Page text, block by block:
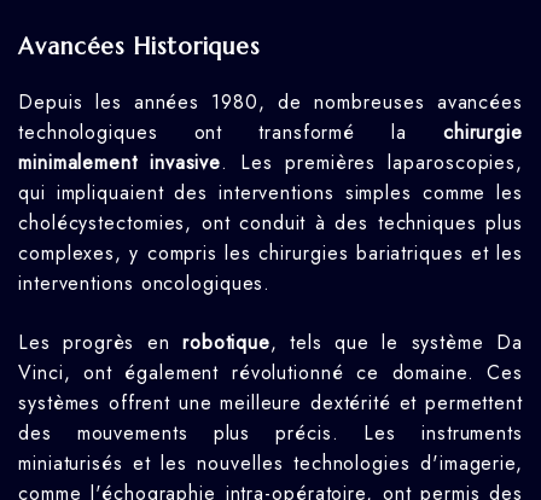
Avancées Historiques
Depuis les années 1980, de nombreuses avancées
technologiques ont transformé la chirurgie
minimalement invasive. Les premières laparoscopies,
qui impliquaient des interventions simples comme les
cholécystectomies, ont conduit à des techniques plus
complexes, y compris les chirurgies bariatriques et les
interventions oncologiques.
Les progrès en robotique, tels que le système Da
Vinci, ont également révolutionné ce domaine. Ces
systèmes offrent une meilleure dextérité et permettent
des mouvements plus précis. Les instruments
miniaturisés et les nouvelles technologies d'imagerie,
comme l'échographie intra-opératoire, ont permis des